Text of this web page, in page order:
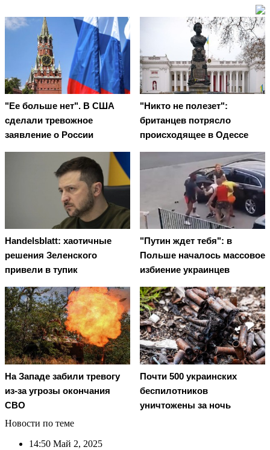
"Ее больше нет". В США
сделали тревожное
заявление о России
"Никто не полезет":
британцев потрясло
происходящее в Одессе
Handelsblatt: хаотичные
решения Зеленского
привели в тупик
"Путин ждет тебя": в
Польше началось массовое
избиение украинцев
На Западе забили тревогу
из-за угрозы окончания
СВО
Почти 500 украинских
беспилотников
уничтожены за ночь
Новости по теме
14:50 Май 2, 2025